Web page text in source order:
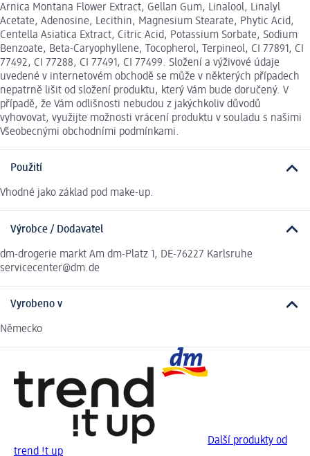
Arnica Montana Flower Extract, Gellan Gum, Linalool, Linalyl
Acetate, Adenosine, Lecithin, Magnesium Stearate, Phytic Acid,
Centella Asiatica Extract, Citric Acid, Potassium Sorbate, Sodium
Benzoate, Beta-Caryophyllene, Tocopherol, Terpineol, CI 77891, CI
77492, CI 77288, CI 77491, CI 77499. Složení a výživové údaje
uvedené v internetovém obchodě se může v některých případech
nepatrně lišit od složení produktu, který Vám bude doručený. V
případě, že Vám odlišnosti nebudou z jakýchkoliv důvodů
vyhovovat, využijte možnosti vrácení produktu v souladu s našimi
Všeobecnými obchodními podmínkami.
Použití
Vhodné jako základ pod make-up.
Výrobce / Dodavatel
dm-drogerie markt Am dm-Platz 1, DE-76227 Karlsruhe
servicecenter@dm.de
Vyrobeno v
Německo
Další produkty od
trend !t up